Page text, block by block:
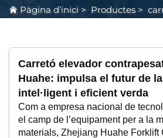
Pàgina d’inici > Productes > carretó
Carretó elevador
Huahe: impulsa el futur de
intel·ligent i eficient verda
Com a empresa nacional de
el camp de l’equipament per a la
materials, Zhejiang Huahe Forklift